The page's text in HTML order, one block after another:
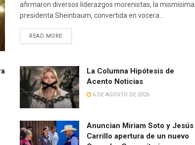
afirmaron diversos liderazgos morenistas, la mismísima
presidenta Sheinbaum, convertida en vocera...
READ MORE
La Columna Hipótesis de
Acento Noticias
6 DE AGOSTO DE 2026
Anuncian Miriam Soto y Jesús
Carrillo apertura de un nuevo